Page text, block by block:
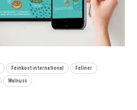
Feinkost international Feliner
Walnuss